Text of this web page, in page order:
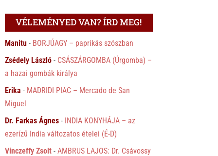
VÉLEMÉNYED VAN? ÍRD MEG!
Manitu - BORJÚAGY – paprikás szószban
Zsédely László - CSÁSZÁRGOMBA (Úrgomba) –
a hazai gombák királya
Erika - MADRIDI PIAC – Mercado de San
Miguel
Dr. Farkas Ágnes - INDIA KONYHÁJA – az
ezerízű India változatos ételei (É-D)
Vinczeffy Zsolt -AMBRUS LAJOS: Dr. Csávossy